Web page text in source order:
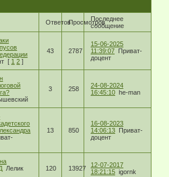
ОтветовПросмотровПоследнее
сообщение
[ 1 2 ]
43 2787
15-06-2025
11:39:07 Приват-
доцент
3 258
24-08-2024
16:45:10 he-man
13 850
16-08-2023
14:06:13 Приват-
доцент
Лелик
120 13927
12-07-2017
18:21:15 igornk